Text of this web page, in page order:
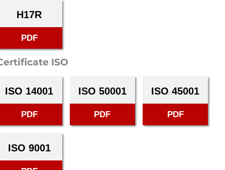
H17R
PDF
ISO
ISO 14001
PDF
ISO 50001
PDF
ISO 45001
PDF
ISO 9001